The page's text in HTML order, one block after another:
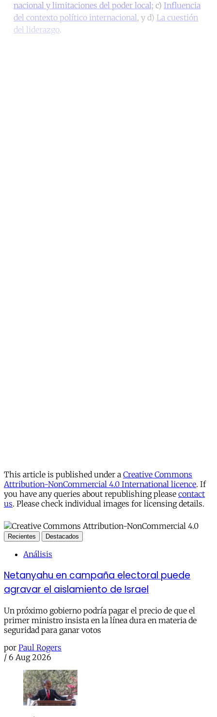
nacional y limitaciones del poder local; c) Influencia
del contexto político internacional, y d) La cuestión
del liderazgo.
This article is published under a Creative Commons
Attribution-NonCommercial 4.0 International licence. If
you have any queries about republishing please contact
us. Please check individual images for licensing details.
Recientes Destacados
Análisis
Netanyahu en campaña electoral puede
agravar el aislamiento de Israel
Un próximo gobierno podría pagar el precio de que el
primer ministro insista en la línea dura en materia de
seguridad para ganar votos
por Paul Rogers
/ 6 Aug 2026